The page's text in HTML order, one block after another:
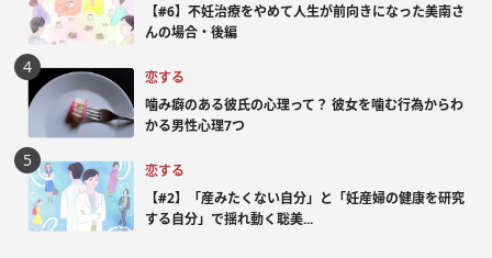
【#6】不妊治療をやめて人生が前向きになった美南さ
んの場合・後編
恋する
噛み癖のある彼氏の心理って？ 彼女を噛む行為からわ
かる男性心理7つ
恋する
【#2】「産みたくない自分」と「妊産婦の健康を研究
する自分」で揺れ動く聡美...